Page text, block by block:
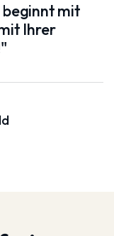
mit
Ihrer